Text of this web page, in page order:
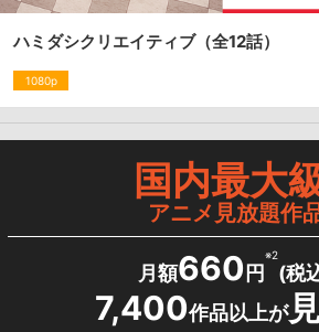
ハミダシクリエイティブ（全12話）
1080p
国内最大
アニメ見放題作
月額660 円
※2
(税
7,400作品以上が